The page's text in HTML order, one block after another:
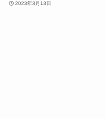
2023年3月13日